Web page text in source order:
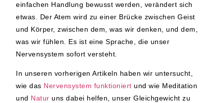
einfachen Handlung bewusst werden, verändert sich
etwas. Der Atem wird zu einer Brücke zwischen Geist
und Körper, zwischen dem, was wir denken, und dem,
was wir fühlen. Es ist eine Sprache, die unser
Nervensystem sofort versteht.
In unseren vorherigen Artikeln haben wir untersucht,
wie das Nervensystem funktioniert und wie Meditation
und Natur uns dabei helfen, unser Gleichgewicht zu